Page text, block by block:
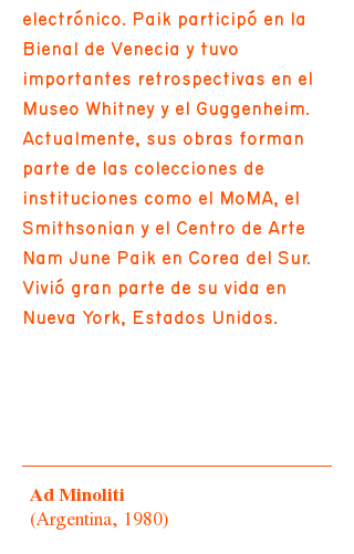
electrónico. Paik participó en la
Bienal de Venecia y tuvo
importantes retrospectivas en el
Museo Whitney y el Guggenheim.
Actualmente, sus obras forman
parte de las colecciones de
instituciones como el MoMA, el
Smithsonian y el Centro de Arte
Nam June Paik en Corea del Sur.
Vivió gran parte de su vida en
Nueva York, Estados Unidos.
Ad Minoliti
(Argentina, 1980)